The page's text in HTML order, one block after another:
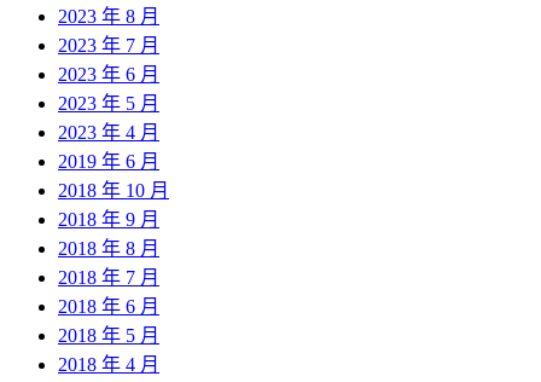
2023 年 8 月
2023 年 7 月
2023 年 6 月
2023 年 5 月
2023 年 4 月
2019 年 6 月
2018 年 10 月
2018 年 9 月
2018 年 8 月
2018 年 7 月
2018 年 6 月
2018 年 5 月
2018 年 4 月